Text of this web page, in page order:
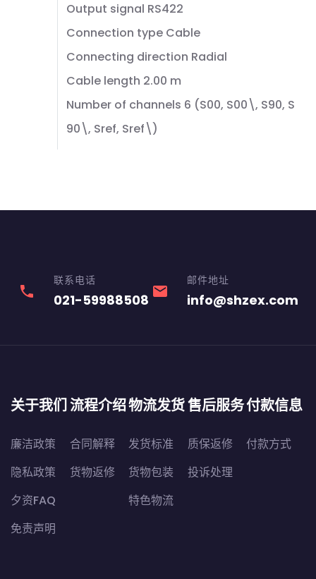
Output signal RS422
Connection type Cable
Connecting direction Radial
Cable length 2.00 m
Number of channels 6 (S00, S00\, S90, S
90\, Sref, Sref\)
phone
联系电话
021-59988508 email
邮件地址
info@shzex.com
关于我们
廉洁政策
隐私政策
夕资FAQ
免责声明
流程介绍
合同解释
货物返修
物流发货
发货标准
货物包装
特色物流
售后服务
质保返修
投诉处理
付款信息
付款方式